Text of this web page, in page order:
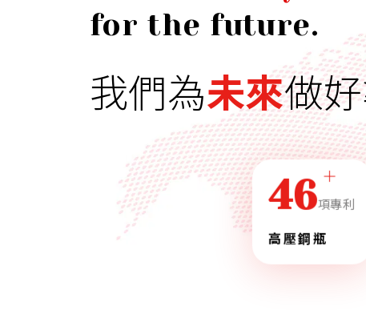
for the future.
我們為未來做
高效率的生產製程
46項專利
高壓鋼瓶